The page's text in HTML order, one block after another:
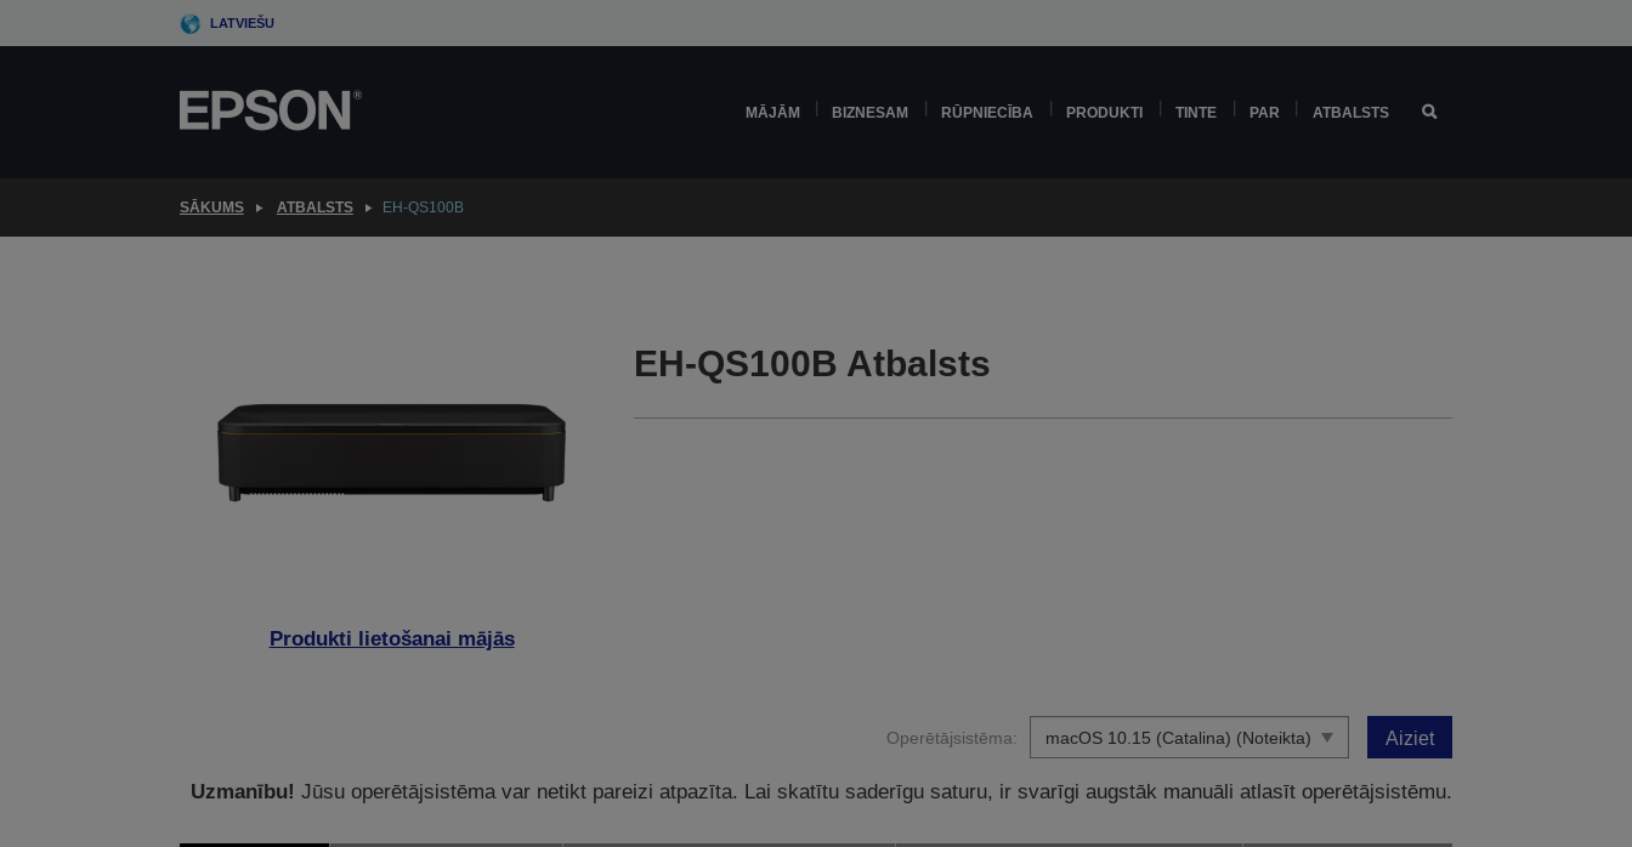
to
LATVIEŠU
MĀJĀM BIZNESAM RŪPNIECĪBA PRODUKTI TINTE PAR ATBALSTS
SĀKUMS ATBALSTS EH-QS100B
Produkti lietošanai mājās
EH-QS100B Atbalsts
Operētājsistēma: Aiziet
Uzmanību! Jūsu operētājsistēma var netikt pareizi atpazīta. Lai skatītu saderīgu saturu, ir svarīgi augstāk manuāli atlasīt operētājsistēmu.